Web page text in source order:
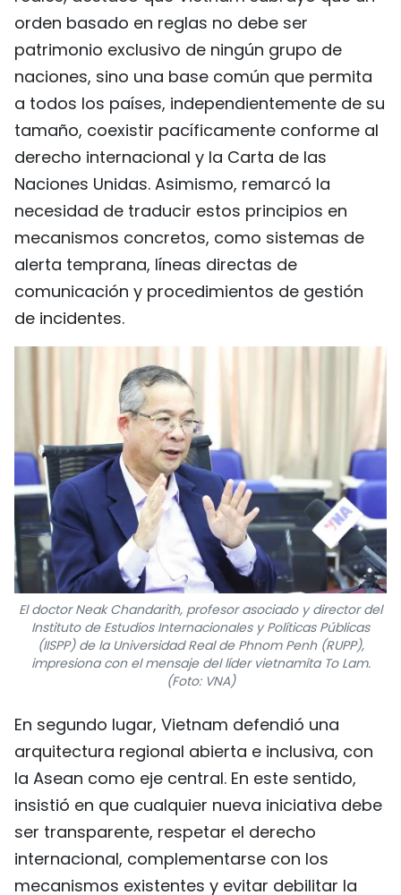
orden basado en reglas no debe ser
patrimonio exclusivo de ningún grupo de
naciones, sino una base común que permita
a todos los países, independientemente de su
tamaño, coexistir pacíficamente conforme al
derecho internacional y la Carta de las
Naciones Unidas. Asimismo, remarcó la
necesidad de traducir estos principios en
mecanismos concretos, como sistemas de
alerta temprana, líneas directas de
comunicación y procedimientos de gestión
de incidentes.
El doctor Neak Chandarith, profesor asociado y director del
Instituto de Estudios Internacionales y Políticas Públicas
(IISPP) de la Universidad Real de Phnom Penh (RUPP),
impresiona con el mensaje del líder vietnamita To Lam.
(Foto: VNA)
En segundo lugar, Vietnam defendió una
arquitectura regional abierta e inclusiva, con
la Asean como eje central. En este sentido,
insistió en que cualquier nueva iniciativa debe
ser transparente, respetar el derecho
internacional, complementarse con los
mecanismos existentes y evitar debilitar la